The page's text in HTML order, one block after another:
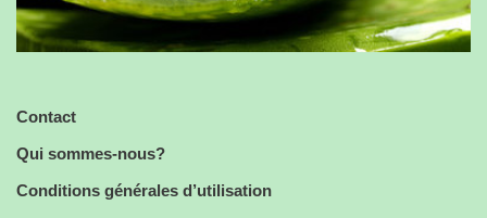
Contact
Qui sommes-nous?
Conditions générales d’utilisation